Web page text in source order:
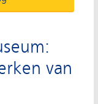
van